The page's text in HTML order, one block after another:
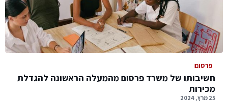
פרסום
חשיבותו של משרד פרסום מהמעלה הראשונה להגדלת
מכירות
25 מרץ, 2024